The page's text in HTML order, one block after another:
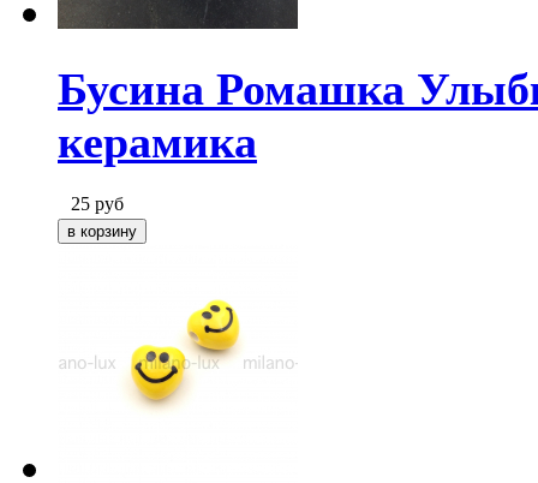
Бусина Ромашка
керамика
25 руб